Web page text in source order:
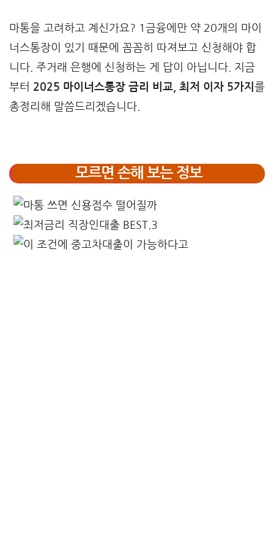
마통을 고려하고 계신가요? 1금융에만 약 20개의 마이
너스통장이 있기 때문에 꼼꼼히 따져보고 신청해야 합
니다. 주거래 은행에 신청하는 게 답이 아닙니다. 지금
부터 2025 마이너스통장 금리 비교, 최저 이자 5가지 를
총정리해 말씀드리겠습니다.
모르면 손해 보는 정보